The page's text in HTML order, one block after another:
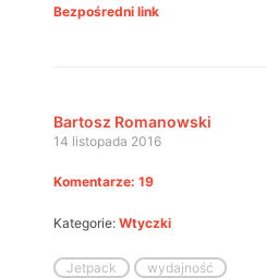
Bezpośredni link
Bartosz Romanowski
14 listopada 2016
Komentarze: 19
Kategorie: Wtyczki
Jetpack wydajność